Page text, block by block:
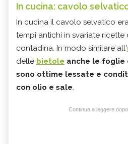
In cucina: cavolo
In cucina il cavolo selvatico
tempi antichi in svariate
contadina. In modo similare all'
delle bietole anche le foglie
sono ottime lessate e
con olio e sale.
Continua a leggere